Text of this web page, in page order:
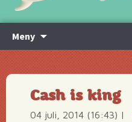
Meny
innehåll
Cash is king
04 juli, 2014 (16:43) |